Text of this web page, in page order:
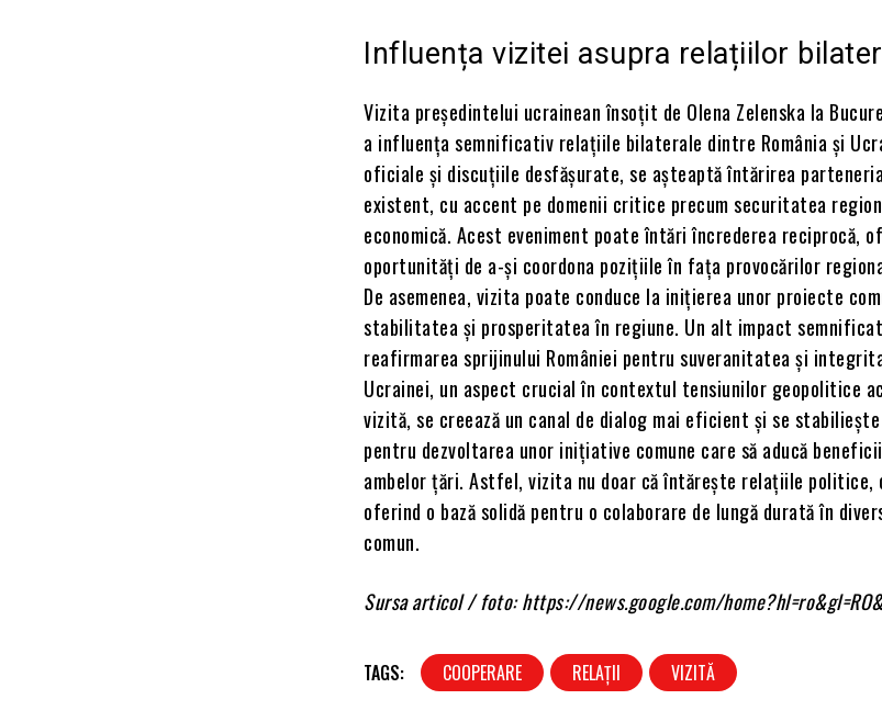
Influența vizitei asupra relațiilor
Vizita președintelui ucrainean însoțit de Olena Zelenska la
a influența semnificativ relațiile bilaterale dintre România și
oficiale și discuțiile desfășurate, se așteaptă întărirea
existent, cu accent pe domenii critice precum securitatea
economică. Acest eveniment poate întări încrederea reciprocă,
oportunități de a-și coordona pozițiile în fața provocărilor
De asemenea, vizita poate conduce la inițierea unor proiecte
stabilitatea și prosperitatea în regiune. Un alt impact
reafirmarea sprijinului României pentru suveranitatea și
Ucrainei, un aspect crucial în contextul tensiunilor geopolitice
vizită, se creează un canal de dialog mai eficient și se
pentru dezvoltarea unor inițiative comune care să aducă
ambelor țări. Astfel, vizita nu doar că întărește relațiile politice,
oferind o bază solidă pentru o colaborare de lungă durată în
comun.
Sursa articol / foto: https://news.google.com/
TAGS: COOPERARE RELAȚII VIZITĂ